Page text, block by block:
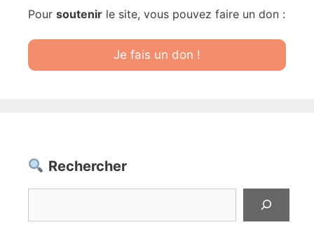
Pour soutenir le site, vous pouvez faire un don :
Je fais un don !
Rechercher